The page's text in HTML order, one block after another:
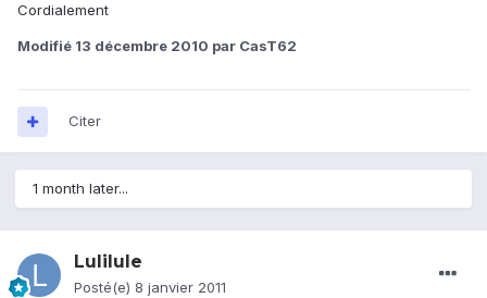
Cordialement
Modifié 13 décembre 2010 par CasT62
Citer
1 month later...
Lulilule
Posté(e) 8 janvier 2011